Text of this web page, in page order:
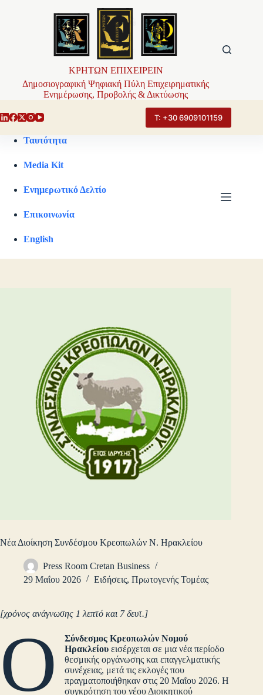
ΚΡΗΤΩΝ ΕΠΙΧΕΙΡΕΙΝ
Δημοσιογραφική Ψηφιακή Πύλη Επιχειρηματικής
Ενημέρωσης, Προβολής & Δικτύωσης
Τ: +30 6909101159
Ταυτότητα
Media Kit
Ενημερωτικό Δελτίο
Επικοινωνία
English
Νέα Διοίκηση Συνδέσμου Κρεοπωλών Ν. Ηρακλείου
Press Room Cretan Business
29 Μαΐου 2026
Ειδήσεις, Πρωτογενής Τομέας
[χρόνος ανάγνωσης 1 λεπτό και 7 δευτ.]
Ο
Σύνδεσμος Κρεοπωλών Νομού
Ηρακλείου εισέρχεται σε μια νέα περίοδο
θεσμικής οργάνωσης και επαγγελματικής
συνέχειας, μετά τις εκλογές που
πραγματοποιήθηκαν στις 20 Μαΐου 2026. Η
συγκρότηση του νέου Διοικητικού